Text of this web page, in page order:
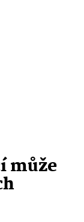
může